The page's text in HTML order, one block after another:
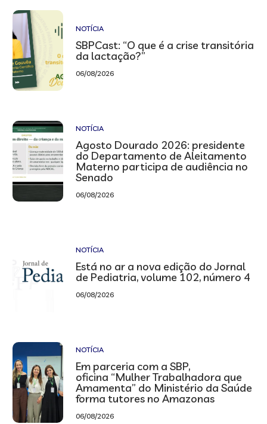
NOTÍCIA
SBPCast: “O que é a crise transitória
da lactação?”
06/08/2026
NOTÍCIA
Agosto Dourado 2026: presidente
do Departamento de Aleitamento
Materno participa de audiência no
Senado
06/08/2026
NOTÍCIA
Está no ar a nova edição do Jornal
de Pediatria, volume 102, número 4
06/08/2026
NOTÍCIA
Em parceria com a SBP,
oficina “Mulher Trabalhadora que
Amamenta” do Ministério da Saúde
forma tutores no Amazonas
06/08/2026